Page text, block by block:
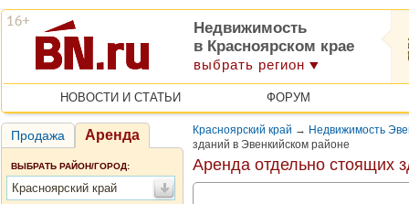
Недвижимость
в Красноярском крае
выбрать регион
НОВОСТИ И СТАТЬИ ФОРУМ
Продажа Аренда
ВЫБРАТЬ РАЙОН/ГОРОД:
Красноярский край
Красноярский край → Недвижимость
зданий в Эвенкийском районе
Аренда отдельно стоящих